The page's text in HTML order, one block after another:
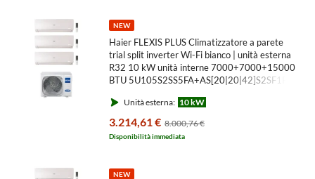
NEW
Haier FLEXIS PLUS Climatizzatore a parete
trial split inverter Wi-Fi bianco | unità esterna
R32 10 kW unità interne 7000+7000+15000
BTU 5U105S2SS5FA+AS[20|20|42]S2SF1FA-
Unità esterna: 10 kW
3.214,61 € 8.000,76 €
Disponibilità immediata
NEW